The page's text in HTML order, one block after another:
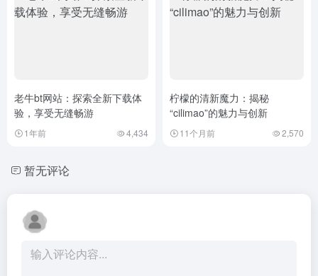
老牛bt网站：探索全新下载体
验，享受无缝畅游
1年前 4,434
柠檬的清新魔力：揭秘
“cilimao”的魅力与创新
11个月前 2,570
暂无评论